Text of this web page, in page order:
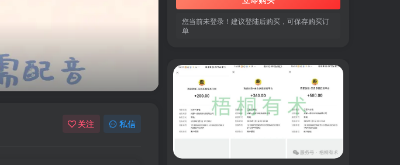
关注 私信
您当前未登录！建议登陆后购买，可保存购买订
单